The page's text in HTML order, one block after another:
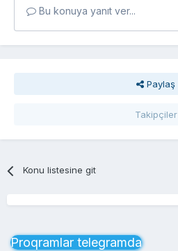
Bu konuya yanıt ver...
Paylaş
Takipçiler
Konu listesine git
Proqramlar telegramda